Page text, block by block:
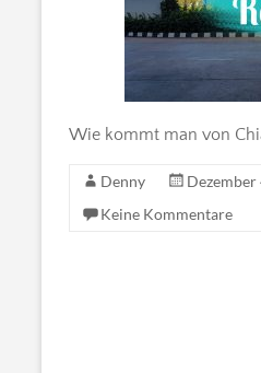
Wie kommt man von
Denny Dezember
Keine Kommentare